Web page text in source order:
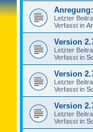
Letzter
Verfasst in
Version
Letzter
Verfasst in
Version
Letzter
Verfasst in
Version
Letzter
Verfasst in